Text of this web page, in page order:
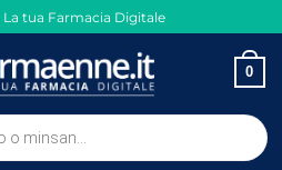
tua Farmacia Digitale
0